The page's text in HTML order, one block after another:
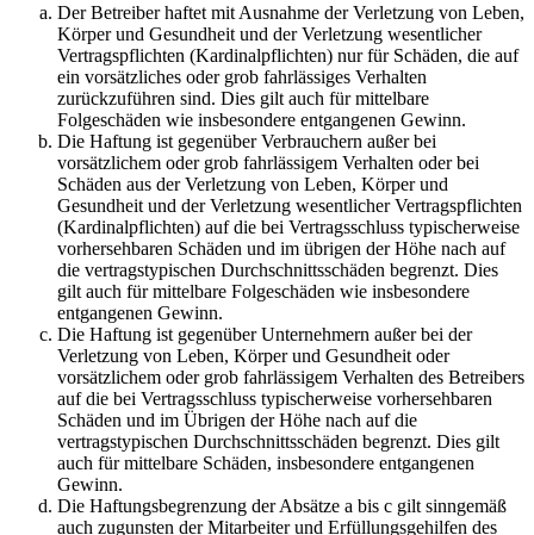
Der Betreiber haftet mit Ausnahme der Verletzung von Leben,
Körper und Gesundheit und der Verletzung wesentlicher
Vertragspflichten (Kardinalpflichten) nur für Schäden, die auf
ein vorsätzliches oder grob fahrlässiges Verhalten
zurückzuführen sind. Dies gilt auch für mittelbare
Folgeschäden wie insbesondere entgangenen Gewinn.
Die Haftung ist gegenüber Verbrauchern außer bei
vorsätzlichem oder grob fahrlässigem Verhalten oder bei
Schäden aus der Verletzung von Leben, Körper und
Gesundheit und der Verletzung wesentlicher Vertragspflichten
(Kardinalpflichten) auf die bei Vertragsschluss typischerweise
vorhersehbaren Schäden und im übrigen der Höhe nach auf
die vertragstypischen Durchschnittsschäden begrenzt. Dies
gilt auch für mittelbare Folgeschäden wie insbesondere
entgangenen Gewinn.
Die Haftung ist gegenüber Unternehmern außer bei der
Verletzung von Leben, Körper und Gesundheit oder
vorsätzlichem oder grob fahrlässigem Verhalten des Betreibers
auf die bei Vertragsschluss typischerweise vorhersehbaren
Schäden und im Übrigen der Höhe nach auf die
vertragstypischen Durchschnittsschäden begrenzt. Dies gilt
auch für mittelbare Schäden, insbesondere entgangenen
Gewinn.
Die Haftungsbegrenzung der Absätze a bis c gilt sinngemäß
auch zugunsten der Mitarbeiter und Erfüllungsgehilfen des